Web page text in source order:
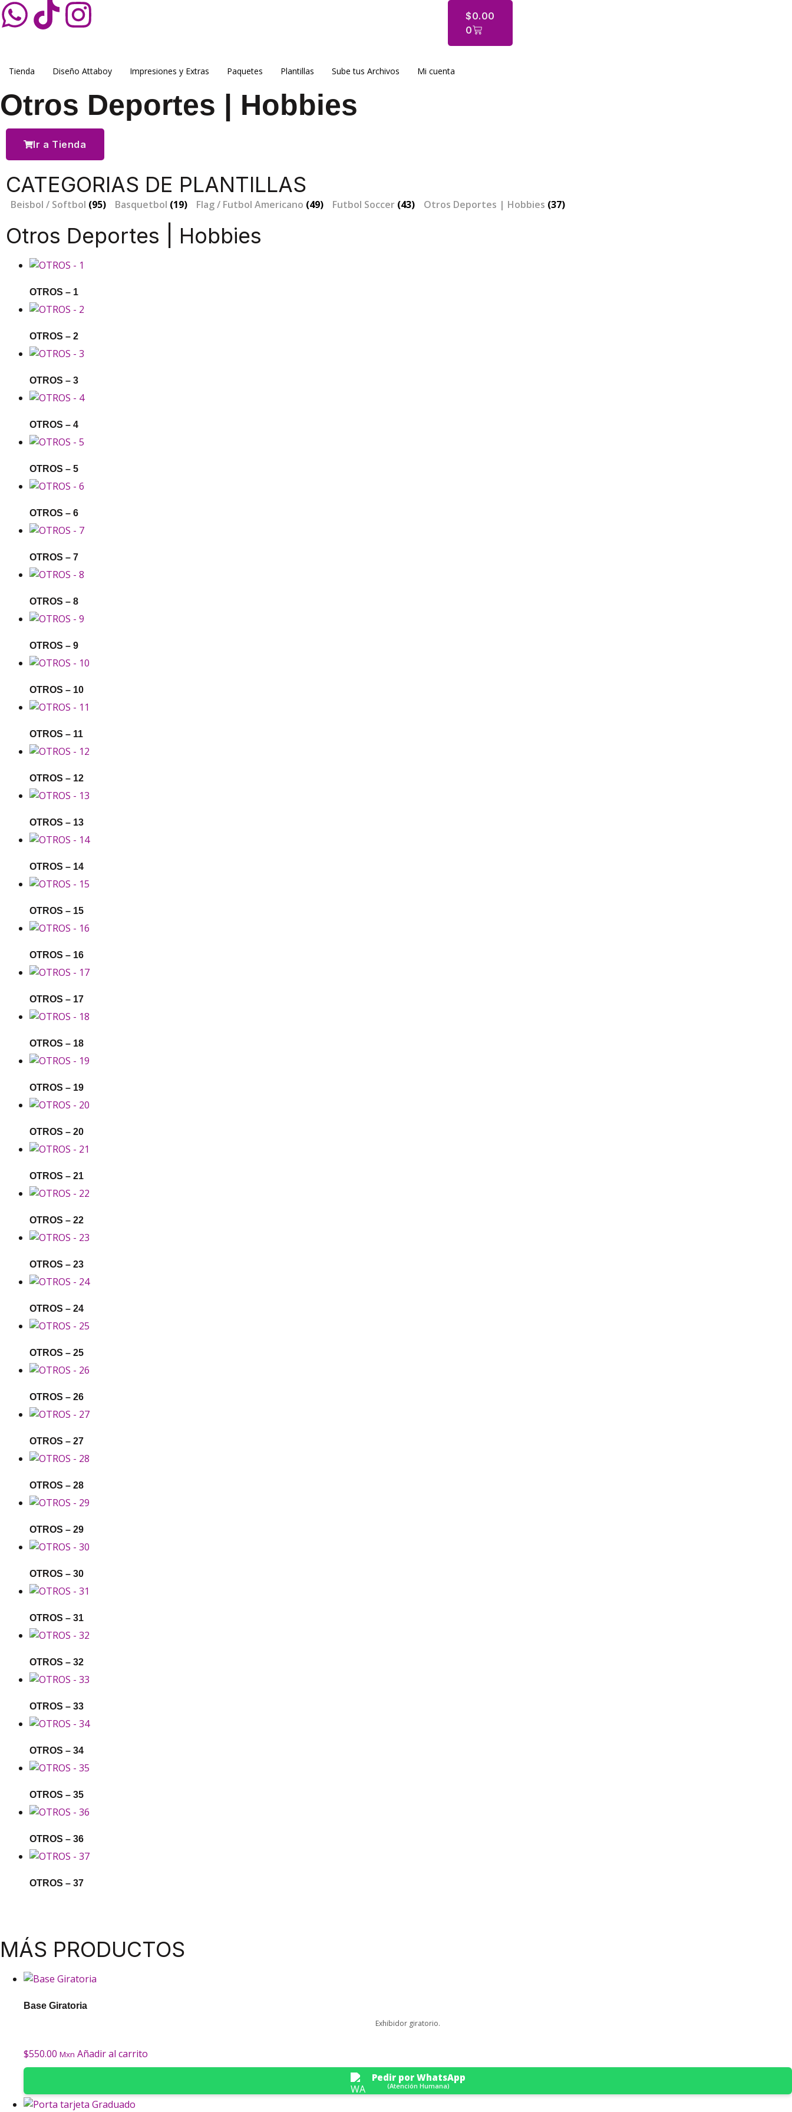
$0.00
0
Tienda Diseño Attaboy Impresiones y Extras Paquetes Plantillas Sube tus Archivos Mi cuenta
Otros Deportes | Hobbies
Ir a Tienda
CATEGORIAS DE PLANTILLAS
Beisbol / Softbol (95) Basquetbol (19) Flag / Futbol Americano (49) Futbol Soccer (43) Otros Deportes | Hobbies (37)
Otros Deportes | Hobbies
OTROS – 1
OTROS – 2
OTROS – 3
OTROS – 4
OTROS – 5
OTROS – 6
OTROS – 7
OTROS – 8
OTROS – 9
OTROS – 10
OTROS – 11
OTROS – 12
OTROS – 13
OTROS – 14
OTROS – 15
OTROS – 16
OTROS – 17
OTROS – 18
OTROS – 19
OTROS – 20
OTROS – 21
OTROS – 22
OTROS – 23
OTROS – 24
OTROS – 25
OTROS – 26
OTROS – 27
OTROS – 28
OTROS – 29
OTROS – 30
OTROS – 31
OTROS – 32
OTROS – 33
OTROS – 34
OTROS – 35
OTROS – 36
OTROS – 37
MÁS PRODUCTOS
Base Giratoria
Exhibidor giratorio.
$550.00 Mxn Añadir al carrito
Pedir por WhatsApp
(Atención Humana)